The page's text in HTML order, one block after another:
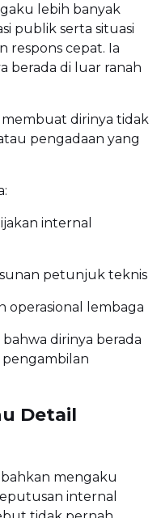
lebih banyak
publik serta situasi
cepat. Ia
berada di luar ranah
dirinya tidak
pengadaan yang
internal
petunjuk teknis
operasional lembaga
dirinya berada
Detail
mengaku
internal